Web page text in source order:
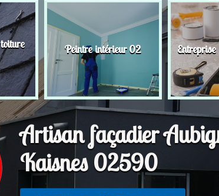
Peintre intérieur 02
Artisan façadier
Kaisnes 02590